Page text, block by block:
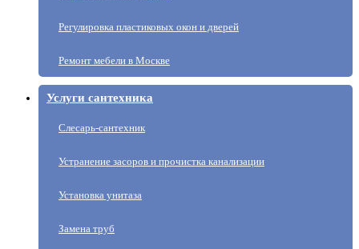
Регулировка пластиковых окон и дверей
Ремонт мебели в Москве
Услуги сантехника
Слесарь-сантехник
Устранение засоров и прочистка канализации
Установка унитаза
Замена труб